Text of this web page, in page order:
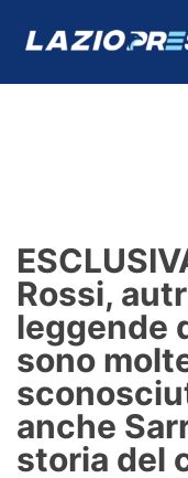
Formello
Infortuni
Primavera
Calciomercato
Rossi,
leggende
sono
anche
storia del